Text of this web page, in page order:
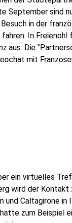
September sind
in der
In Freienohl
aus. Die
mit
ein virtuelles
wird der Kontakt
und Caltagirone
zum Beispiel